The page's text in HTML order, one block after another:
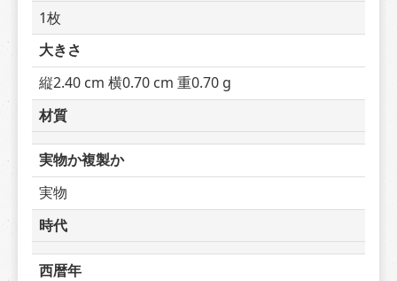
1枚
大きさ
縦2.40 cm 横0.70 cm 重0.70 g
材質
実物か複製か
実物
時代
西暦年